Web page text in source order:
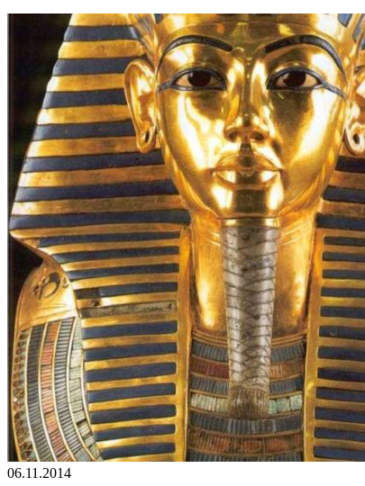
06.11.2014